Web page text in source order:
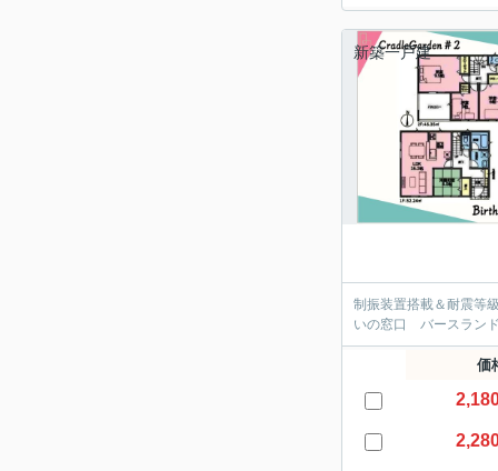
新築一戸建
制振装置搭載＆耐震等
いの窓口 バースラン
価